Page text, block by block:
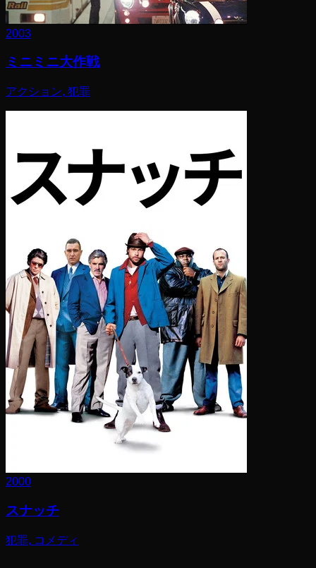
2003
ミニミニ大作戦
アクション, 犯罪
2000
スナッチ
犯罪, コメディ